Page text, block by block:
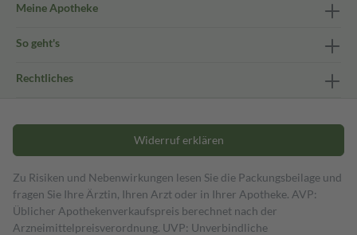
Meine Apotheke
So geht's
Rechtliches
Widerruf erklären
Zu Risiken und Nebenwirkungen lesen Sie die Packungsbeilage und
fragen Sie Ihre Ärztin, Ihren Arzt oder in Ihrer Apotheke. AVP:
Üblicher Apothekenverkaufspreis berechnet nach der
Arzneimittelpreisverordnung. UVP: Unverbindliche